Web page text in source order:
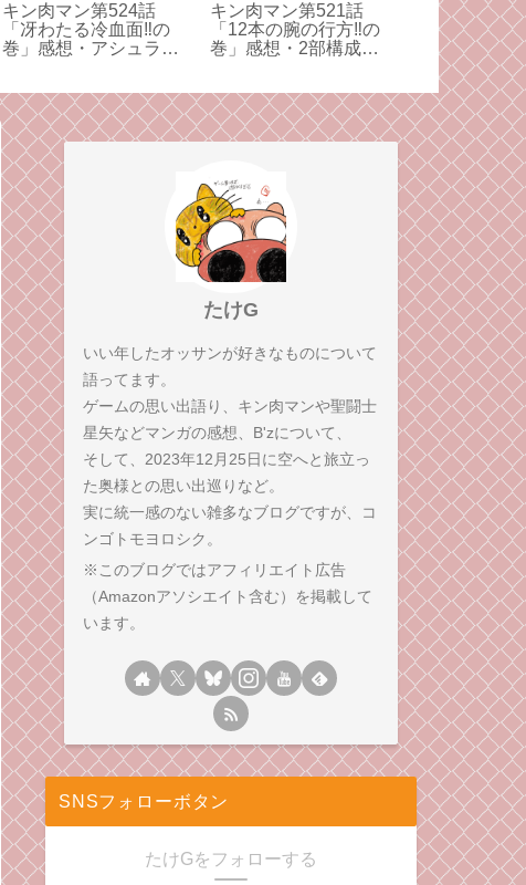
キン肉マン第524話
「冴わたる冷血面‼︎の
巻」感想・アシュラマ
師弟コンビが語る！
キン肉マン第521話
「12本の腕の行方‼の
巻」感想・2部構成。
（毒成分強めのため注
意）
Switch 2が
した！とい
ろう。
たけG
いい年したオッサンが好きなものについて
語ってます。
ゲームの思い出語り、キン肉マンや聖闘士
星矢などマンガの感想、B'zについて、
そして、2023年12月25日に空へと旅立っ
た奥様との思い出巡りなど。
実に統一感のない雑多なブログですが、コ
ンゴトモヨロシク。
※このブログではアフィリエイト広告
（Amazonアソシエイト含む）を掲載して
います。
SNSフォローボタン
たけGをフォローする